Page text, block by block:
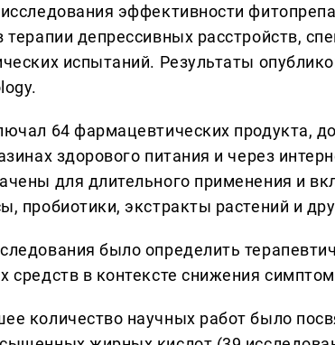
эффективности
терапии депрессивных расстройств,
испытаний. Результаты
64 фармацевтических продукта,
здорового питания и через
для длительного применения и
пробиотики, экстракты растений и
было определить
средств в контексте снижения
количество научных работ было